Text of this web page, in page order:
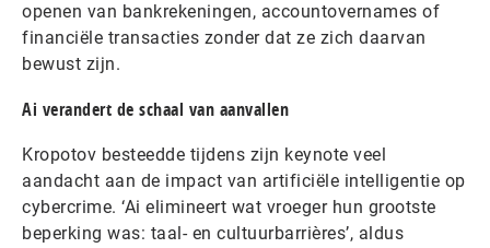
openen van bankrekeningen, accountovernames of
financiële transacties zonder dat ze zich daarvan
bewust zijn.
Ai verandert de schaal van aanvallen
Kropotov besteedde tijdens zijn keynote veel
aandacht aan de impact van artificiële intelligentie op
cybercrime. ‘Ai elimineert wat vroeger hun grootste
beperking was: taal- en cultuurbarrières’, aldus